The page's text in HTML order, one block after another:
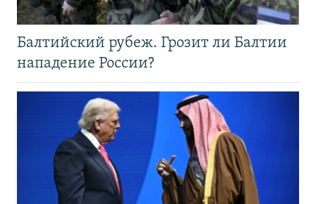
Балтийский рубеж. Грозит ли Балтии
нападение России?